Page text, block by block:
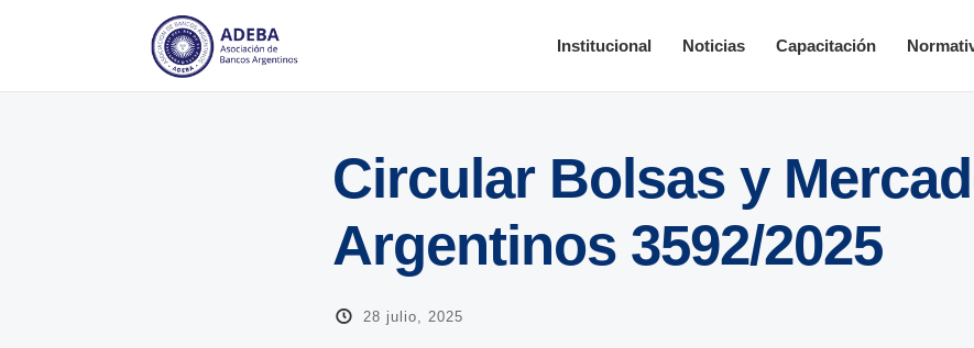
Institucional Noticias Capacitación
Circular Bolsas y
Argentinos 3592/2025
28 julio, 2025